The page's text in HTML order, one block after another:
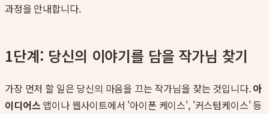
과정을 안내합니다.
1단계: 당신의 이야기를 담을 작가님 찾기
가장 먼저 할 일은 당신의 마음을 끄는 작가님을 찾는 것입니다.아
이디어스 앱이나 웹사이트에서 '아이폰 케이스', '커스텀케이스' 등